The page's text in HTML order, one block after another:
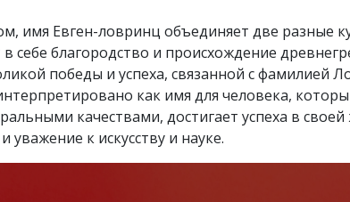
имя Евген-ловринц объединяет две разные
себе благородство и происхождение
победы и успеха, связанной с фамилией
как имя для человека,
качествами, достигает успеха в
уважение к искусству и науке.